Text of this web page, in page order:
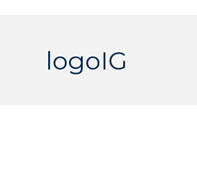
logoIG